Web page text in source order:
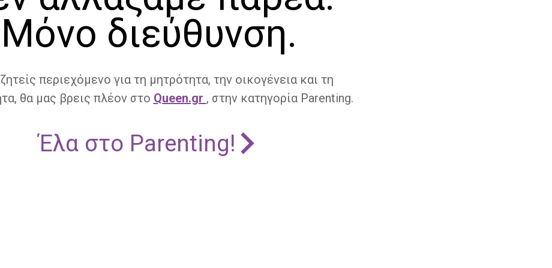
Μόνο διεύθυνση.
περιεχόμενο για τη μητρότητα, την οικογένεια και τη
θα μας βρεις πλέον στο Queen.gr , στην κατηγορία Parenting.
Έλα στο Parenting!